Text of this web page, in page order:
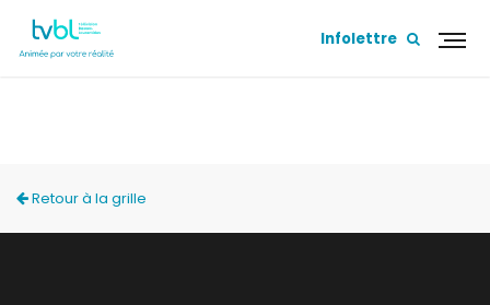
Infolettre
Retour à la grille